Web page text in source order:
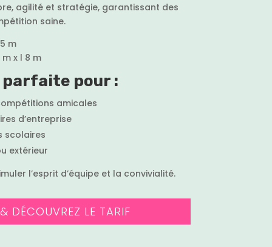
agilité et stratégie, garantissant des
saine.
m
m x l 8 m
pour :
amicales
d’entreprise
scolaires
extérieur
l’esprit d’équipe et la convivialité.
DÉCOUVREZ LE TARIF